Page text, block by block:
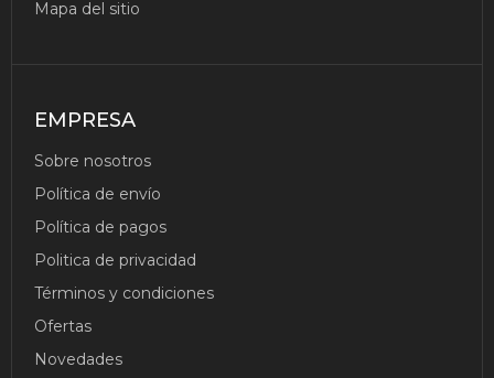
Mapa del sitio
EMPRESA
Sobre nosotros
Política de envío
Política de pagos
Politica de privacidad
Términos y condiciones
Ofertas
Novedades